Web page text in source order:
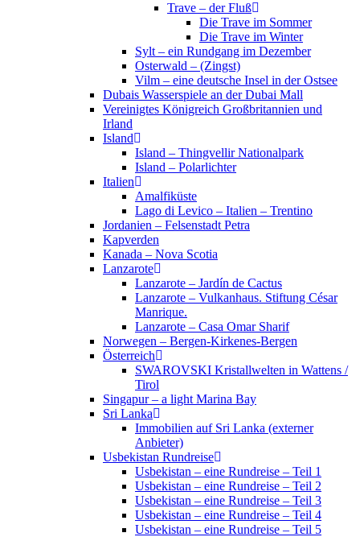
Trave – der Fluß
Die Trave im Sommer
Die Trave im Winter
Sylt – ein Rundgang im Dezember
Osterwald – (Zingst)
Vilm – eine deutsche Insel in der Ostsee
Dubais Wasserspiele an der Dubai Mall
Vereinigtes Königreich Großbritannien und
Irland
Island
Island – Thingvellir Nationalpark
Island – Polarlichter
Italien
Amalfiküste
Lago di Levico – Italien – Trentino
Jordanien – Felsenstadt Petra
Kapverden
Kanada – Nova Scotia
Lanzarote
Lanzarote – Jardín de Cactus
Lanzarote – Vulkanhaus. Stiftung César
Manrique.
Lanzarote – Casa Omar Sharif
Norwegen – Bergen-Kirkenes-Bergen
Österreich
SWAROVSKI Kristallwelten in Wattens /
Tirol
Singapur – a light Marina Bay
Sri Lanka
Immobilien auf Sri Lanka (externer
Anbieter)
Usbekistan Rundreise
Usbekistan – eine Rundreise – Teil 1
Usbekistan – eine Rundreise – Teil 2
Usbekistan – eine Rundreise – Teil 3
Usbekistan – eine Rundreise – Teil 4
Usbekistan – eine Rundreise – Teil 5